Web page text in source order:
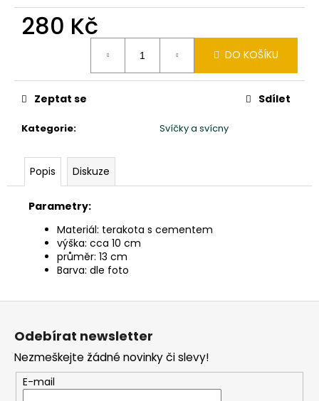
280 Kč
DO KOŠÍKU
Kategorie: Svíčky a svícny
Zeptat se Sdílet
Popis Diskuze
Parametry:
Materiál: terakota s cementem
výška: cca 10 cm
průměr: 13 cm
Barva: dle foto
č
u
e
KAMENNÁ
MÝDLENKA
CCA
390
Z
Odebírat newsletter
Nezmeškejte žádné novinky či slevy!
E-mail